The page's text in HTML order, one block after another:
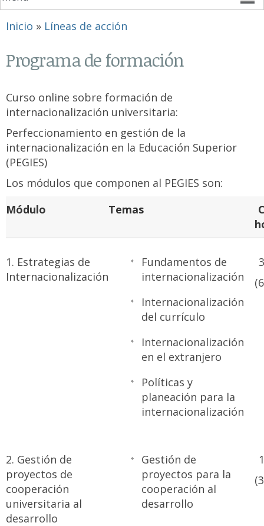
Se encuentra usted aquí
Inicio » Líneas de acción
Programa de formación
Curso online sobre formación de
internacionalización universitaria:
Perfeccionamiento en gestión de la
internacionalización en la Educación Superior
(PEGIES)
Los módulos que componen al PEGIES son:
Módulo
Temas
1. Estrategias de
Internacionalización
Fundamentos de
internacionalización
Internacionalización
del currículo
Internacionalización
en el extranjero
Políticas y
planeación para la
internacionalización
2. Gestión de
proyectos de
cooperación
universitaria al
desarrollo
Gestión de
proyectos para la
cooperación al
desarrollo